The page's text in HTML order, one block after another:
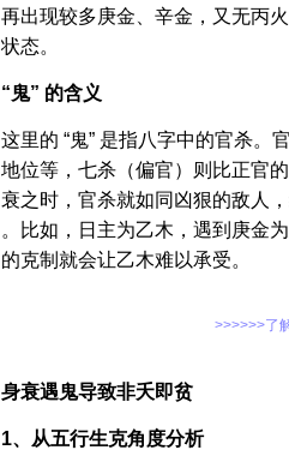
再出现较多庚金、辛金，又无丙
状态。
“鬼” 的含义
这里的 “鬼” 是指八字中的官杀。
地位等，七杀（偏官）则比正官
衰之时，官杀就如同凶狠的敌人
。比如，日主为乙木，遇到庚金
的克制就会让乙木难以承受。
>>>>>>了
身衰遇鬼导致非夭即贫
1、从五行生克角度分析